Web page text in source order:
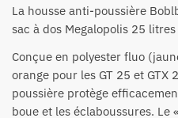
La housse anti-poussière
sac à dos Megalopolis 25
Conçue en polyester fluo
orange pour les GT 25 et GTX
poussière protège
boue et les éclaboussures. Le